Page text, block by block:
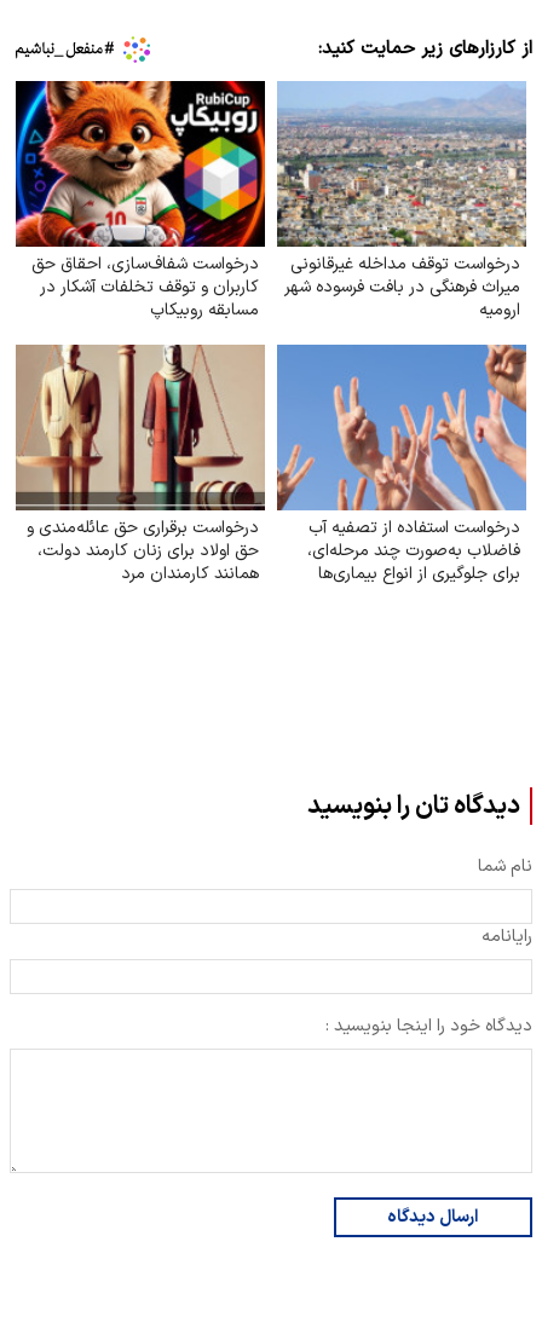
از کارزارهای زیر حمایت کنید:
درخواست توقف مداخله غیرقانونی
میراث فرهنگی در بافت فرسوده شهر
ارومیه
درخواست شفاف‌سازی، احقاق حق
کاربران و توقف تخلفات آشکار در
مسابقه روبیکاپ
درخواست استفاده از تصفیه آب
فاضلاب به‌صورت چند مرحله‌ای،
برای جلوگیری از انواع بیماری‌ها
درخواست برقراری حق عائله‌مندی و
حق اولاد برای زنان کارمند دولت،
همانند کارمندان مرد
دیدگاه تان را بنویسید
نام شما
رایانامه
دیدگاه خود را اینجا بنویسید :
ارسال دیدگاه